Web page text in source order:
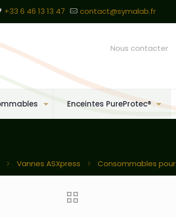
+33 6 46 13 13 47 contact@symalab.fr
Enceintes PureProtec®
Nous contacter
Vannes ASXpress Consommables pour